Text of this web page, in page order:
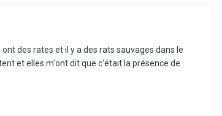
des rates et il y a des rats sauvages dans le
et elles m'ont dit que c'était la présence de